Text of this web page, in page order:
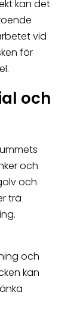
kan det
vid
för
och
och
och
trä
och
kan